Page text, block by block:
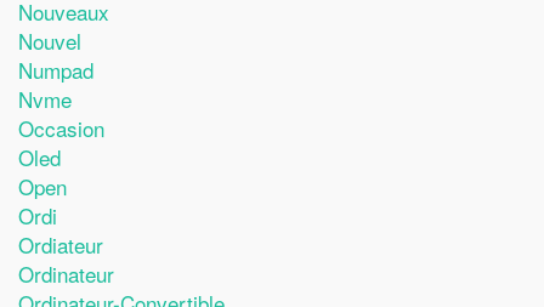
Nouveaux
Nouvel
Numpad
Nvme
Occasion
Oled
Open
Ordi
Ordiateur
Ordinateur